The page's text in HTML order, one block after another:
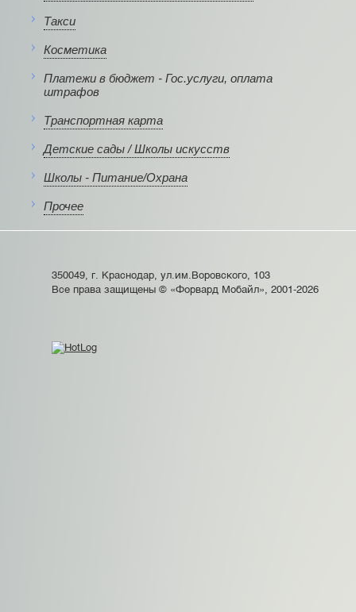
Такси
Косметика
Платежи в бюджет - Гос.услуги, оплата
штрафов
Транспортная карта
Детские сады / Школы искусств
Школы - Питание/Охрана
Прочее
350049, г. Краснодар, ул.им.Воровского, 103
Все права защищены © «Форвард Мобайл», 2001-2026